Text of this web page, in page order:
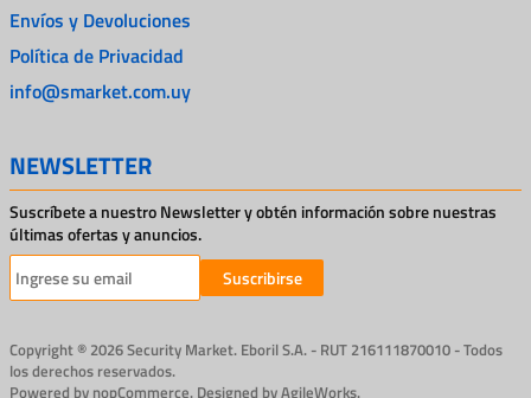
Envíos y Devoluciones
Política de Privacidad
info@smarket.com.uy
NEWSLETTER
Suscríbete a nuestro Newsletter y obtén información sobre nuestras
últimas ofertas y anuncios.
Suscribirse
Copyright ® 2026 Security Market. Eboril S.A. - RUT 216111870010 - Todos
los derechos reservados.
Powered by nopCommerce. Designed byAgileWorks.